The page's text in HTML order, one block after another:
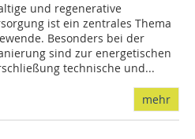
und regenerative
ist ein zentrales Thema
Besonders bei der
sind zur energetischen
technische und...
mehr